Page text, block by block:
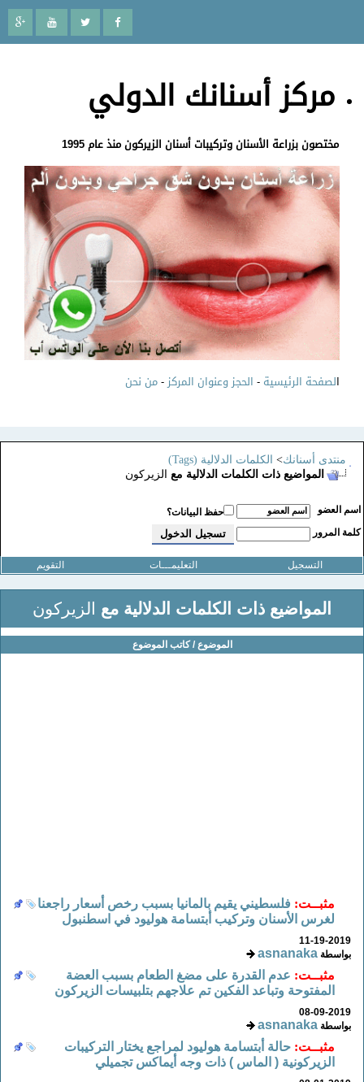
مركز أسنانك الدولي
مختصون بزراعة الأسنان وتركيبات أسنان الزيركون منذ عام 1995
لصفحة الرئيسية-الحجز وعنوان المركز-من نحن
منتدى أسنانك>الكلمات الدلالية (Tags)
المواضيع ذات الكلمات الدلالية مع الزيركون
اسم العضو
حفظ البيانات؟
كلمة المرور
التسجيل التعليمـــات التقويم
المواضيع ذات الكلمات الدلالية مع الزيركون
الموضوع / كاتب الموضوع
مثبــت:
فلسطيني يقيم بالمانيا بسبب رخص أسعار راجعنا
لغرس الأسنان وتركيب أبتسامة هوليود في اسطنبول
11-19-2019
بواسطةasnanaka
مثبــت:
عدم القدرة على مضغ الطعام بسبب العضة
المفتوحة وتباعد الفكين تم علاجهم بتلبيسات الزيركون
08-09-2019
بواسطةasnanaka
مثبــت: حالة أبتسامة هوليود لمراجع يختار التركيبات
الزيركونية ( الماس ) ذات وجه أيماكس تجميلي